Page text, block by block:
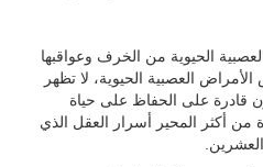
الحيوية من الخرف وعواقبها
العصبية الحيوية، لا تظهر
قادرة على الحفاظ على حياة
من أكثر المحير أسرار العقل الذي